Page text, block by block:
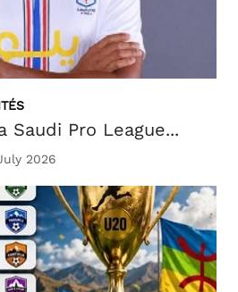
Saudi Pro League...
2026